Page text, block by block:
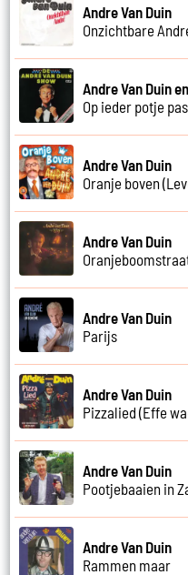
Andre Van Duin
Onzichtbare
Andre Van Duin
Op ieder potje
Andre Van Duin
Oranje boven
Andre Van Duin
Andre Van Duin
Parijs
Andre Van Duin
Pizzalied (Effe
Andre Van Duin
Pootjebaaien in
Andre Van Duin
Rammen maar